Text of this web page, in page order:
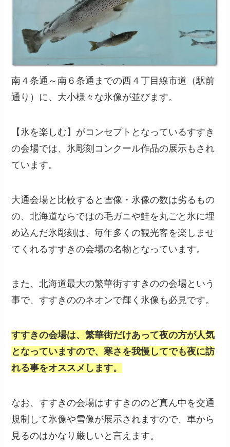
南４条通～南６条通までの西４丁目線市道（駅前
通り）に、大小様々な氷像が並びます。
【氷を楽しむ】がコンセプトとなっているすすき
の会場では、氷彫刻コンクール作品の展示もされ
ています。
大通会場と比較すると雪像・氷像の数は劣るもの
の、北海道ならではの毛ガニや鮭を丸ごと氷に埋
め込んだ氷彫刻は、毎年多くの観光客を楽しませ
てくれるすすきの会場の名物となっています。
また、北海道最大の繁華街すすきのの会場という
事で、すすきののネオンで輝く氷像も必見です。
すすきの会場は、繁華街だけあって夜の方が人気
となっていますので、寒さを我慢してでも夜に訪
れる事をオススメします。
なお、すすきの会場はすすきののど真ん中を交通
規制して氷像や雪像が展示されますので、車から
見るのはかなり厳しいと言えます。